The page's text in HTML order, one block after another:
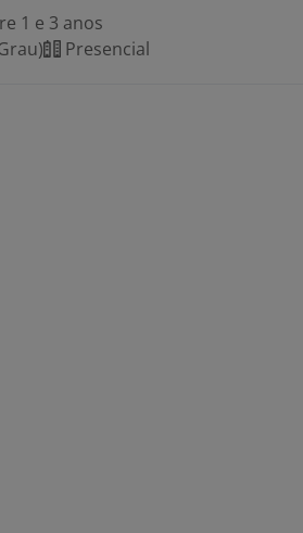
1 e 3 anos
Presencial